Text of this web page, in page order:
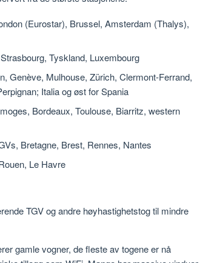
(Eurostar), Brussel, Amsterdam (Thalys),
Tyskland, Luxembourg
Genève, Mulhouse, Zürich, Clermont-Ferrand,
Italia og øst for Spania
Bordeaux, Toulouse, Biarritz, western
Bretagne, Brest, Rennes, Nantes
Le Havre
TGV og andre høyhastighetstog til mindre
gamle vogner, de fleste av togene er nå